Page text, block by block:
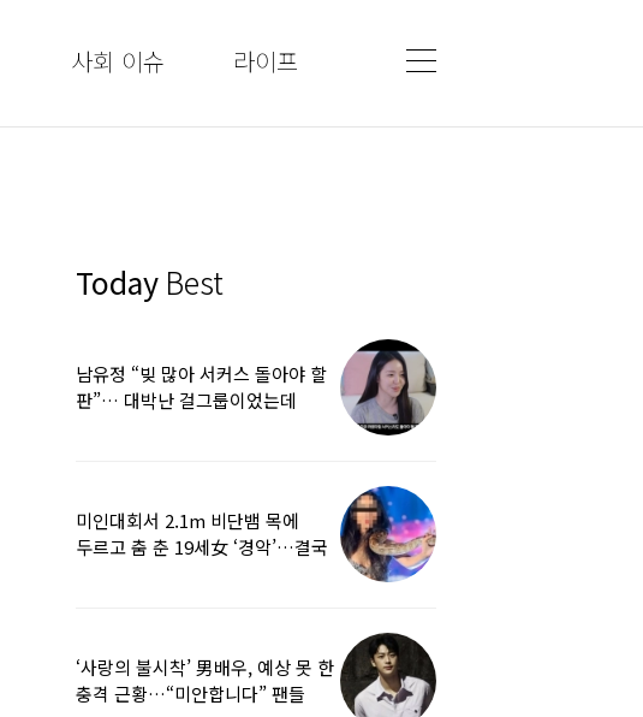
사회 이슈 라이프
Today Best
남유정 “빚 많아 서커스 돌아야 할
판”… 대박난 걸그룹이었는데
미인대회서 2.1m 비단뱀 목에
두르고 춤 춘 19세女 ‘경악’…결국
‘사랑의 불시착’ 男배우, 예상 못 한
충격 근황…“미안합니다” 팬들